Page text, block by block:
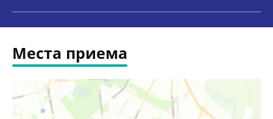
Места приема